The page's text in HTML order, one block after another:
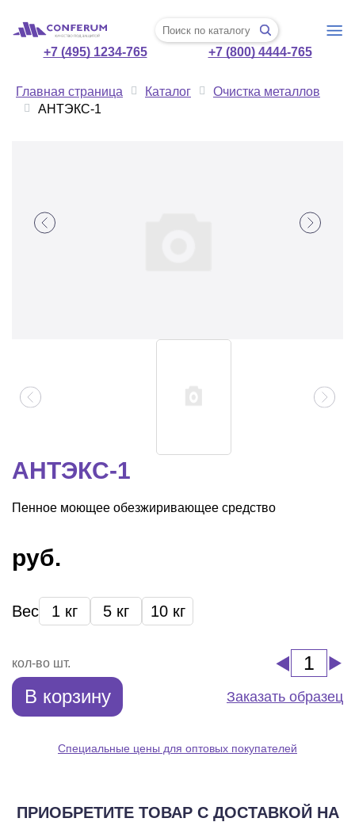
+7 (495) 1234-765 +7 (800) 4444-765
Главная страница Каталог
Очистка металлов
АНТЭКС-1
АНТЭКС-1
Пенное моющее обезжиривающее средство
руб.
Вес 1 кг 5 кг 10 кг
кол-во шт.
В корзину Заказать образец
Специальные цены для оптовых покупателей
ПРИОБРЕТИТЕ ТОВАР С ДОСТАВКОЙ НА